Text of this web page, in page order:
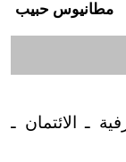
مطانيوس حبيب
ـ الائتمان ـ